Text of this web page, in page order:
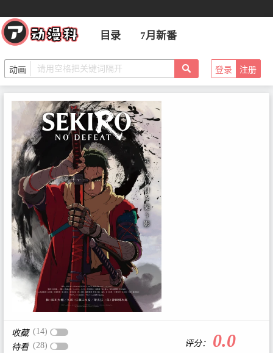
目录 7月新番
登录 注册
收藏 (14)
待看 (28)
评分： 0.0